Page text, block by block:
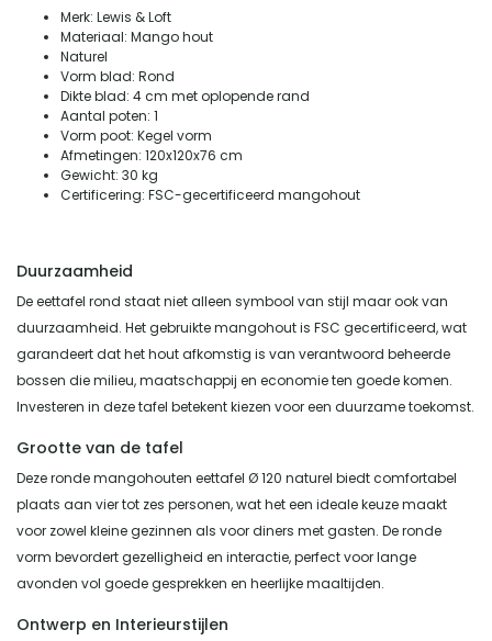
Merk: Lewis & Loft
Materiaal: Mango hout
Naturel
Vorm blad: Rond
Dikte blad: 4 cm met oplopende rand
Aantal poten: 1
Vorm poot: Kegel vorm
Afmetingen: 120x120x76 cm
Gewicht: 30 kg
Certificering: FSC-gecertificeerd mangohout
Duurzaamheid
De eettafel rond staat niet alleen symbool van stijl maar ook van
duurzaamheid. Het gebruikte mangohout is FSC gecertificeerd, wat
garandeert dat het hout afkomstig is van verantwoord beheerde
bossen die milieu, maatschappij en economie ten goede komen.
Investeren in deze tafel betekent kiezen voor een duurzame toekomst.
Grootte van de tafel
Deze ronde mangohouten eettafel Ø 120 naturel biedt comfortabel
plaats aan vier tot zes personen, wat het een ideale keuze maakt
voor zowel kleine gezinnen als voor diners met gasten. De ronde
vorm bevordert gezelligheid en interactie, perfect voor lange
avonden vol goede gesprekken en heerlijke maaltijden.
Ontwerp en Interieurstijlen